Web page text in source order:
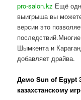
pro-salon.kz Ещё
выигрыша вы
версии это
Шымкента и
добавляет драйва.
Демо Sun of Egypt
казахстанскому